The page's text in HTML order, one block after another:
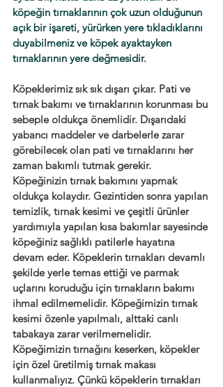
köpeğin tırnaklarının çok uzun olduğunun
açık bir işareti, yürürken yere tıkladıklarını
duyabilmeniz ve köpek ayaktayken
tırnaklarının yere değmesidir.
Köpeklerimiz sık sık dışarı çıkar. Pati ve
tırnak bakımı ve tırnaklarının korunması bu
sebeple oldukça önemlidir. Dışarıdaki
yabancı maddeler ve darbelerle zarar
görebilecek olan pati ve tırnaklarını her
zaman bakımlı tutmak gerekir.
Köpeğinizin tırnak bakımını yapmak
oldukça kolaydır. Gezintiden sonra yapılan
temizlik, tırnak kesimi ve çeşitli ürünler
yardımıyla yapılan kısa bakımlar sayesinde
köpeğiniz sağlıklı patilerle hayatına
devam eder. Köpeklerin tırnakları devamlı
şekilde yerle temas ettiği ve parmak
uçlarını koruduğu için tırnakların bakımı
ihmal edilmemelidir. Köpeğimizin tırnak
kesimi özenle yapılmalı, alttaki canlı
tabakaya zarar verilmemelidir.
Köpeğimizin tırnağını keserken, köpekler
için özel üretilmiş tırnak makası
kullanmalıyız. Çünkü köpeklerin tırnakları